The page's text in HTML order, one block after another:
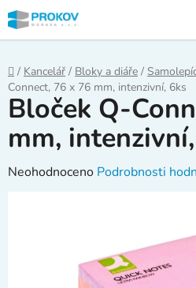
Přejít
na
obsah
Domů
/ Kancelář / Bloky a diáře /
Connect, 76 x 76 mm, intenzivní, 6ks
Bloček Q-
mm,
Průměrné
Neohodnoceno Podrobnosti